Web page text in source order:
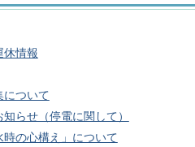
休情報
について
らせ（停電に関して）
の心構え」について